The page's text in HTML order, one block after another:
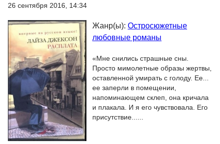
26 сентября 2016, 14:34
Жанр(ы): Остросюжетные
любовные романы
«Мне снились страшные сны.
Просто мимолетные образы жертвы,
оставленной умирать с голоду. Ее...
ее заперли в помещении,
напоминающем склеп, она кричала
и плакала. И я его чувствовала. Его
присутствие......